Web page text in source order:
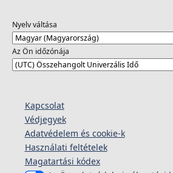
Nyelv váltása
Az Ön időzónája
Kapcsolat
Védjegyek
Adatvédelem és cookie-k
Használati feltételek
Magatartási kódex